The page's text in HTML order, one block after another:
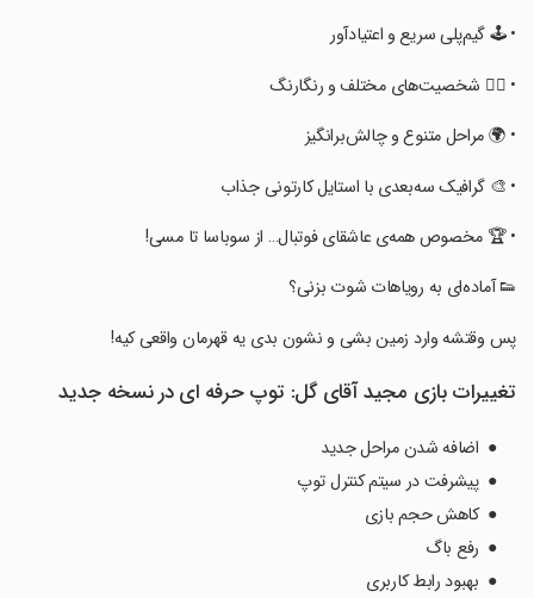
‏‏‏• 🕹️ گیم‌پلی سریع و اعتیادآور
‏‏‏• 🧍‍♂️ شخصیت‌های مختلف و رنگارنگ
‏‏‏• 🌍 مراحل متنوع و چالش‌برانگیز
‏‏‏• 🎨 گرافیک سه‌بعدی با استایل کارتونی جذاب
‏‏‏• 🏆 مخصوص همه‌ی عاشقای فوتبال… از سوباسا تا مسی!
‏‏‏👟 آماده‌ای به رویاهات شوت بزنی؟
‏‏‏پس وقتشه وارد زمین بشی و نشون بدی یه قهرمان واقعی کیه!
تغییرات بازی ‏‏‏‏مجید آقای گل: توپ حرفه ای در نسخه جدید
● اضافه شدن مراحل جدید
● پیشرفت در سیتم کنترل توپ
● کاهش حجم بازی
● رفع باگ
● بهبود رابط کاربری